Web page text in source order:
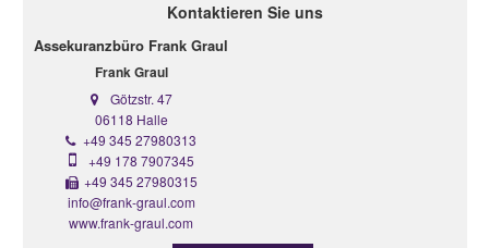
Kontaktieren Sie uns
Assekuranzbüro Frank Graul
Frank Graul
Götzstr. 47
06118 Halle
+49 345 27980313
+49 178 7907345
+49 345 27980315
info@frank-graul.com
www.frank-graul.com